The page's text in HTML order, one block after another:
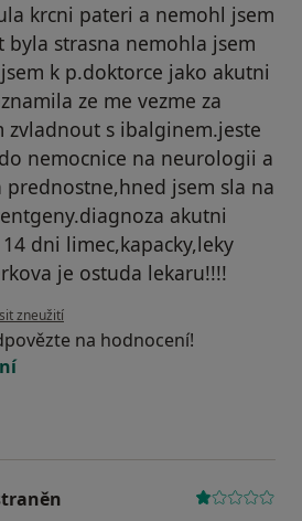
krcni pateri a nemohl jsem
byla strasna nemohla jsem
k p.doktorce jako akutni
ze me vezme za
zvladnout s ibalginem.jeste
nemocnice na neurologii a
prednostne,hned jsem sla na
akutni
dni limec,kapacky,leky
je ostuda lekaru!!!!
uživatele Váš účet byl odstraněn
zneužití
na hodnocení!